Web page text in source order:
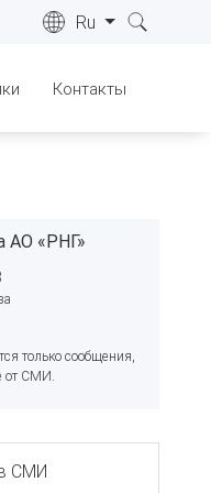
Ru
Контакты
АО «РНГ»
только сообщения,
от СМИ.
СМИ